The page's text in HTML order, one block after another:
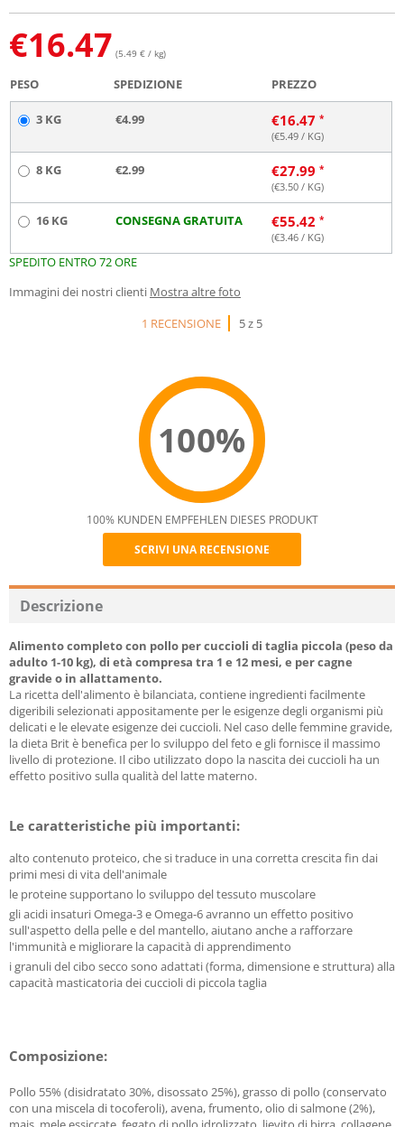
€16.47 (5.49 € / kg)
PESO SPEDIZIONE PREZZO
3 KG €4.99 €16.47
(€5.49 / KG)
8 KG €2.99 €27.99
(€3.50 / KG)
16 KG CONSEGNA GRATUITA €55.42
(€3.46 / KG)
SPEDITO ENTRO 72 ORE
Immagini dei nostri clienti Mostra altre foto
1 RECENSIONE
5 z 5
100%
Recommend
100% KUNDEN EMPFEHLEN DIESES PRODUKT
SCRIVI UNA RECENSIONE
Descrizione
Alimento completo con pollo per cuccioli di taglia piccola (peso da
adulto 1-10 kg), di età compresa tra 1 e 12 mesi, e per cagne
gravide o in allattamento.
La ricetta dell'alimento è bilanciata, contiene ingredienti facilmente
digeribili selezionati appositamente per le esigenze degli organismi più
delicati e le elevate esigenze dei cuccioli. Nel caso delle femmine gravide,
la dieta Brit è benefica per lo sviluppo del feto e gli fornisce il massimo
livello di protezione. Il cibo utilizzato dopo la nascita dei cuccioli ha un
effetto positivo sulla qualità del latte materno.
Le caratteristiche più importanti:
alto contenuto proteico, che si traduce in una corretta crescita fin dai
primi mesi di vita dell'animale
le proteine ​​supportano lo sviluppo del tessuto muscolare
gli acidi insaturi Omega-3 e Omega-6 avranno un effetto positivo
sull'aspetto della pelle e del mantello, aiutano anche a rafforzare
l'immunità e migliorare la capacità di apprendimento
i granuli del cibo secco sono adattati (forma, dimensione e struttura) alla
capacità masticatoria dei cuccioli di piccola taglia
Composizione:
Pollo 55% (disidratato 30%, disossato 25%), grasso di pollo (conservato
con una miscela di tocoferoli), avena, frumento, olio di salmone (2%),